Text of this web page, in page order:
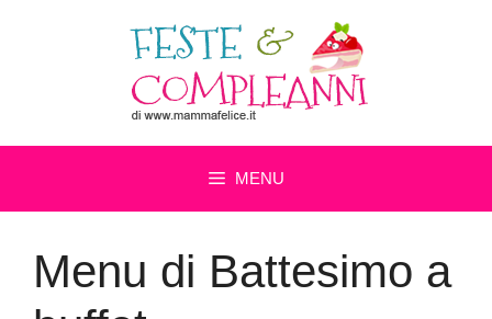
MENU
Menu di Battesimo a